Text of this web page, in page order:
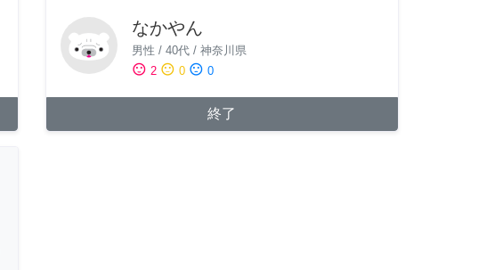
なかやん
男性 / 40代/ 神奈川県
sentiment_satisfied 2 sentiment_neutral 0 sentiment_dissatisfied 0
終了